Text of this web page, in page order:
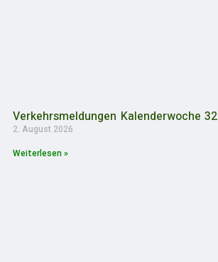
Verkehrsmeldungen Kalenderwoche 32
2. August 2026
Weiterlesen »